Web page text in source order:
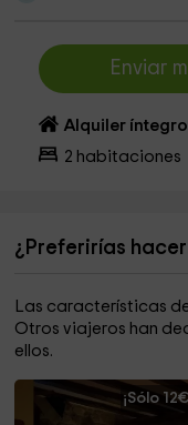
Enviar
Alquiler íntegro
2 habitaciones
¿Preferirías
Las características
Otros viajeros han
ellos.
¡Sólo